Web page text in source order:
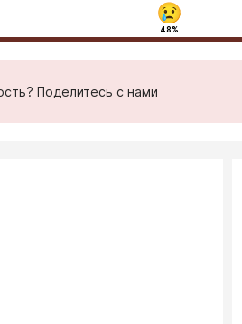
48%
Поделитесь с нами